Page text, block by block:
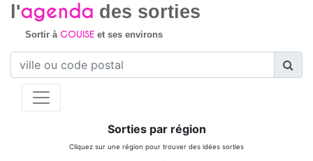
l'agenda des sorties
Sortir à GOUISEet ses environs
Sorties par région
Cliquez sur une région pour trouver des idées sorties